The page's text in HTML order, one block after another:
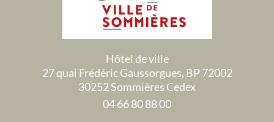
Hôtel de ville
27 quai Frédéric Gaussorgues, BP 72002
30252 Sommières Cedex
04 66 80 88 00